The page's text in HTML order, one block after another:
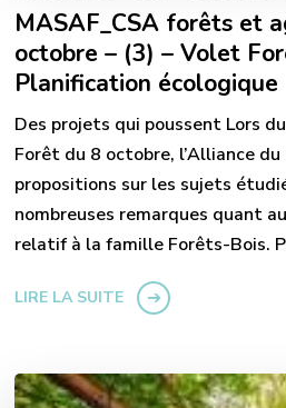
MASAF_CSA forêts et
octobre – (3) – Volet
Planification écologique
Des projets qui poussent Lors
Forêt du 8 octobre, l’Alliance
propositions sur les sujets
nombreuses remarques quant
relatif à la famille Forêts-Bois.
LIRE LA SUITE